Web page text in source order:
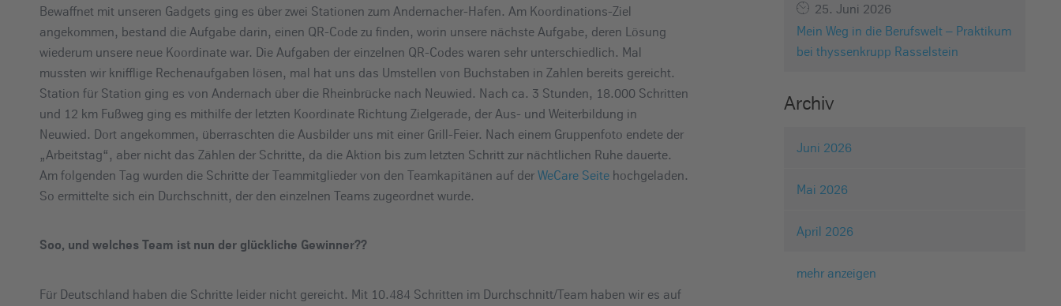
Bewaffnet mit unseren Gadgets ging es über zwei Stationen zum Andernacher-Hafen. Am Koordinations-Ziel
angekommen, bestand die Aufgabe darin, einen QR-Code zu finden, worin unsere nächste Aufgabe, deren Lösung
wiederum unsere neue Koordinate war. Die Aufgaben der einzelnen QR-Codes waren sehr unterschiedlich. Mal
mussten wir knifflige Rechenaufgaben lösen, mal hat uns das Umstellen von Buchstaben in Zahlen bereits gereicht.
Station für Station ging es von Andernach über die Rheinbrücke nach Neuwied. Nach ca. 3 Stunden, 18.000 Schritten
und 12 km Fußweg ging es mithilfe der letzten Koordinate Richtung Zielgerade, der Aus- und Weiterbildung in
Neuwied. Dort angekommen, überraschten die Ausbilder uns mit einer Grill-Feier. Nach einem Gruppenfoto endete der
„Arbeitstag“, aber nicht das Zählen der Schritte, da die Aktion bis zum letzten Schritt zur nächtlichen Ruhe dauerte.
Am folgenden Tag wurden die Schritte der Teammitglieder von den Teamkapitänen auf der WeCare Seite hochgeladen.
So ermittelte sich ein Durchschnitt, der den einzelnen Teams zugeordnet wurde.
Soo, und welches Team ist nun der glückliche Gewinner??
Für Deutschland haben die Schritte leider nicht gereicht. Mit 10.484 Schritten im Durchschnitt/Team haben wir es auf
25. Juni 2026
Mein Weg in die Berufswelt – Praktikum
bei thyssenkrupp Rasselstein
Archiv
Juni 2026
Mai 2026
April 2026
mehr anzeigen